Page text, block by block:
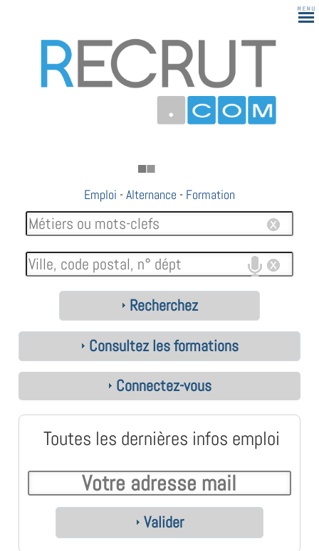
Emploi -Alternance - Formation
Recherchez
Consultez les formations
Connectez-vous
Toutes les dernières infos emploi
Valider